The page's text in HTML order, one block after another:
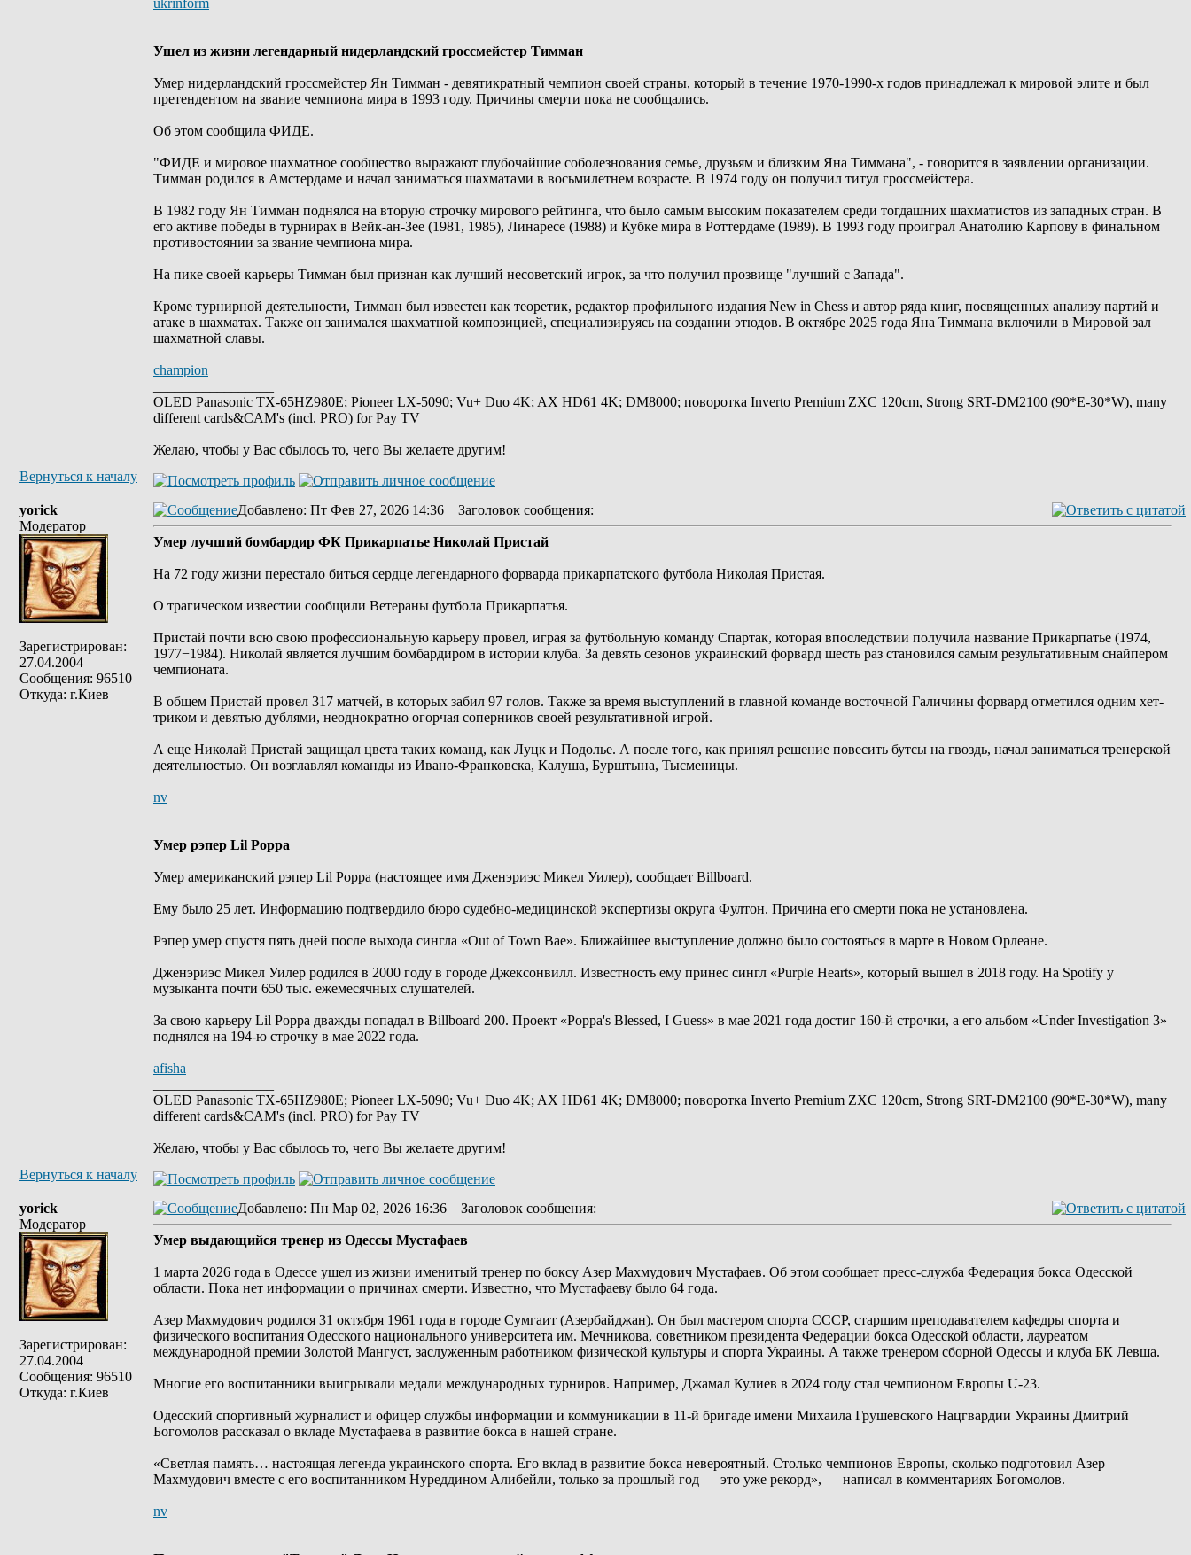
ukrinform
Ушел из жизни легендарный нидерландский гроссмейстер Тимман
Умер нидерландский гроссмейстер Ян Тимман - девятикратный чемпион своей страны, который в течение 1970-1990-х годов принадлежал к мировой элите и был
претендентом на звание чемпиона мира в 1993 году. Причины смерти пока не сообщались.
Об этом сообщила ФИДЕ.
"ФИДЕ и мировое шахматное сообщество выражают глубочайшие соболезнования семье, друзьям и близким Яна Тиммана", - говорится в заявлении организации.
Тимман родился в Амстердаме и начал заниматься шахматами в восьмилетнем возрасте. В 1974 году он получил титул гроссмейстера.
В 1982 году Ян Тимман поднялся на вторую строчку мирового рейтинга, что было самым высоким показателем среди тогдашних шахматистов из западных стран. В
его активе победы в турнирах в Вейк-ан-Зее (1981, 1985), Линаресе (1988) и Кубке мира в Роттердаме (1989). В 1993 году проиграл Анатолию Карпову в финальном
противостоянии за звание чемпиона мира.
На пике своей карьеры Тимман был признан как лучший несоветский игрок, за что получил прозвище "лучший с Запада".
Кроме турнирной деятельности, Тимман был известен как теоретик, редактор профильного издания New in Chess и автор ряда книг, посвященных анализу партий и
атаке в шахматах. Также он занимался шахматной композицией, специализируясь на создании этюдов. В октябре 2025 года Яна Тиммана включили в Мировой зал
шахматной славы.
champion
OLED Panasonic TX-65HZ980E; Pioneer LX-5090; Vu+ Duo 4K; AX HD61 4K; DM8000; поворотка Inverto Premium ZXC 120cm, Strong SRT-DM2100 (90*E-30*W), many
different cards&CAM's (incl. PRO) for Pay TV
Желаю, чтобы у Вас сбылось то, чего Вы желаете другим!
Вернуться к началу
yorick
Модератор
Зарегистрирован:
27.04.2004
Сообщения: 96510
Откуда: г.Киев
Добавлено: Пт Фев 27, 2026 14:36 Заголовок сообщения:
Умер лучший бомбардир ФК Прикарпатье Николай Пристай
На 72 году жизни перестало биться сердце легендарного форварда прикарпатского футбола Николая Пристая.
О трагическом известии сообщили Ветераны футбола Прикарпатья.
Пристай почти всю свою профессиональную карьеру провел, играя за футбольную команду Спартак, которая впоследствии получила название Прикарпатье (1974,
1977−1984). Николай является лучшим бомбардиром в истории клуба. За девять сезонов украинский форвард шесть раз становился самым результативным снайпером
чемпионата.
В общем Пристай провел 317 матчей, в которых забил 97 голов. Также за время выступлений в главной команде восточной Галичины форвард отметился одним хет-
триком и девятью дублями, неоднократно огорчая соперников своей результативной игрой.
А еще Николай Пристай защищал цвета таких команд, как Луцк и Подолье. А после того, как принял решение повесить бутсы на гвоздь, начал заниматься тренерской
деятельностью. Он возглавлял команды из Ивано-Франковска, Калуша, Бурштына, Тысменицы.
nv
Умер рэпер Lil Poppa
Умер американский рэпер Lil Poppa (настоящее имя Дженэриэс Микел Уилер), сообщает Billboard.
Ему было 25 лет. Информацию подтвердило бюро судебно-медицинской экспертизы округа Фултон. Причина его смерти пока не установлена.
Рэпер умер спустя пять дней после выхода сингла «Out of Town Bae». Ближайшее выступление должно было состояться в марте в Новом Орлеане.
Дженэриэс Микел Уилер родился в 2000 году в городе Джексонвилл. Известность ему принес сингл «Purple Hearts», который вышел в 2018 году. На Spotify у
музыканта почти 650 тыс. ежемесячных слушателей.
За свою карьеру Lil Poppa дважды попадал в Billboard 200. Проект «Poppa's Blessed, I Guess» в мае 2021 года достиг 160-й строчки, а его альбом «Under Investigation 3»
поднялся на 194-ю строчку в мае 2022 года.
afisha
OLED Panasonic TX-65HZ980E; Pioneer LX-5090; Vu+ Duo 4K; AX HD61 4K; DM8000; поворотка Inverto Premium ZXC 120cm, Strong SRT-DM2100 (90*E-30*W), many
different cards&CAM's (incl. PRO) for Pay TV
Желаю, чтобы у Вас сбылось то, чего Вы желаете другим!
Вернуться к началу
yorick
Модератор
Зарегистрирован:
27.04.2004
Сообщения: 96510
Откуда: г.Киев
Добавлено: Пн Мар 02, 2026 16:36 Заголовок сообщения:
Умер выдающийся тренер из Одессы Мустафаев
1 марта 2026 года в Одессе ушел из жизни именитый тренер по боксу Азер Махмудович Мустафаев. Об этом сообщает пресс-служба Федерация бокса Одесской
области. Пока нет информации о причинах смерти. Известно, что Мустафаеву было 64 года.
Азер Махмудович родился 31 октября 1961 года в городе Сумгаит (Азербайджан). Он был мастером спорта СССР, старшим преподавателем кафедры спорта и
физического воспитания Одесского национального университета им. Мечникова, советником президента Федерации бокса Одесской области, лауреатом
международной премии Золотой Мангуст, заслуженным работником физической культуры и спорта Украины. А также тренером сборной Одессы и клуба БК Левша.
Многие его воспитанники выигрывали медали международных турниров. Например, Джамал Кулиев в 2024 году стал чемпионом Европы U-23.
Одесский спортивный журналист и офицер службы информации и коммуникации в 11-й бригаде имени Михаила Грушевского Нацгвардии Украины Дмитрий
Богомолов рассказал о вкладе Мустафаева в развитие бокса в нашей стране.
«Светлая память… настоящая легенда украинского спорта. Его вклад в развитие бокса невероятный. Столько чемпионов Европы, сколько подготовил Азер
Махмудович вместе с его воспитанником Нуреддином Алибейли, только за прошлый год — это уже рекорд», — написал в комментариях Богомолов.
nv